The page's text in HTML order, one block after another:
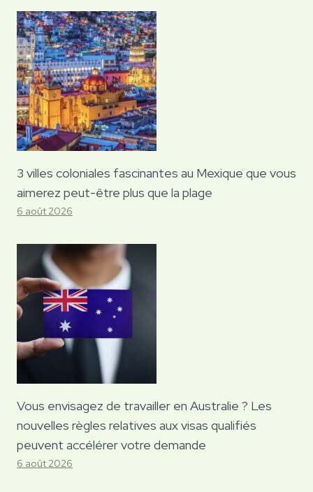
3 villes coloniales fascinantes au Mexique que vous
aimerez peut-être plus que la plage
6 août 2026
Vous envisagez de travailler en Australie ? Les
nouvelles règles relatives aux visas qualifiés
peuvent accélérer votre demande
6 août 2026